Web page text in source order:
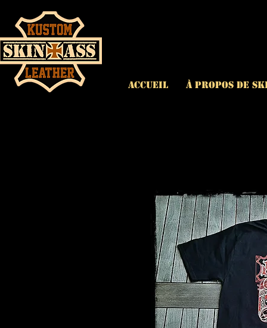
ACCUEIL À propos de